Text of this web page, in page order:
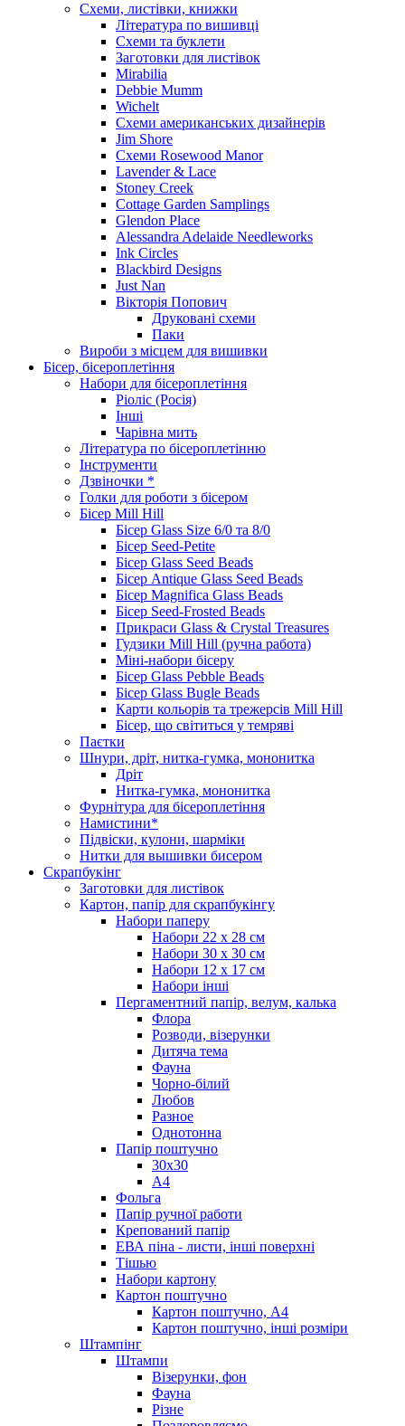
Схеми, листівки, книжки
Література по вишивці
Схеми та буклети
Заготовки для листівок
Mirabilia
Debbie Mumm
Wichelt
Схеми американських дизайнерів
Jim Shore
Cхеми Rosewood Manor
Lavender & Lace
Stoney Creek
Cottage Garden Samplings
Glendon Place
Alessandra Adelaide Needleworks
Ink Circles
Blackbird Designs
Just Nan
Вікторія Попович
Друковані схеми
Паки
Вироби з місцем для вишивки
Бісер, бісероплетіння
Набори для бісероплетіння
Ріоліс (Росія)
Інші
Чарівна мить
Література по бісероплетінню
Інструменти
Дзвіночки *
Голки для роботи з бісером
Бісер Mill Hill
Бісер Glass Size 6/0 та 8/0
Бісер Seed-Petite
Бісер Glass Seed Beads
Бісер Antique Glass Seed Beads
Бісер Magnifica Glass Beads
Бісер Seed-Frosted Beads
Прикраси Glass & Crystal Treasures
Гудзики Mill Hill (ручна работа)
Міні-набори бісеру
Бісер Glass Pebble Beads
Бісер Glass Bugle Beads
Карти кольорів та трежерсів Mill Hill
Бісер, що світиться у темряві
Паєтки
Шнури, дріт, нитка-гумка, мононитка
Дріт
Нитка-гумка, мононитка
Фурнітура для бісероплетіння
Намистини*
Підвіски, кулони, шарміки
Нитки для вышивки бисером
Скрапбукінг
Заготовки для листівок
Картон, папір для скрапбукінгу
Набори паперу
Набори 22 х 28 см
Набори 30 х 30 см
Набори 12 х 17 см
Набори інші
Пергаментний папір, велум, калька
Флора
Розводи, візерунки
Дитяча тема
Фауна
Чорно-білий
Любов
Разное
Однотонна
Папір поштучно
30х30
А4
Фольга
Папір ручної работи
Крепований папір
ЕВА піна - листи, інші поверхні
Тішью
Набори картону
Картон поштучно
Картон поштучно, А4
Картон поштучно, інші розміри
Штампінг
Штампи
Візерунки, фон
Фауна
Різне